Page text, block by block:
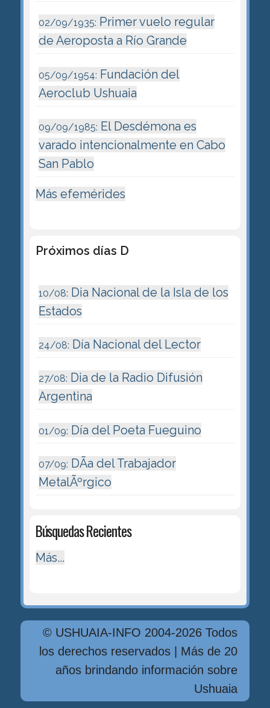
02/09/1935: Primer vuelo regular
de Aeroposta a Río Grande
05/09/1954: Fundación del
Aeroclub Ushuaia
09/09/1985: El Desdémona es
varado intencionalmente en Cabo
San Pablo
Más efemérides
Próximos días D
10/08: Dia Nacional de la Isla de los
Estados
24/08: Día Nacional del Lector
27/08: Dia de la Radio Difusión
Argentina
01/09: Día del Poeta Fueguino
07/09: DÃ­a del Trabajador
MetalÃºrgico
Búsquedas Recientes
Más...
© USHUAIA-INFO 2004-2026 Todos
los derechos reservados | Más de 20
años brindando información sobre
Ushuaia